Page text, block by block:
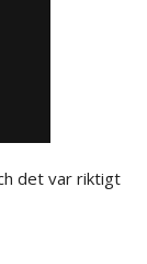
det var riktigt